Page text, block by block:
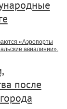
«Аэропорты
авиалинии».
после